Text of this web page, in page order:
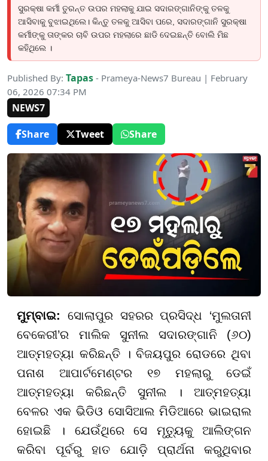
ସୁରକ୍ଷା କର୍ମୀ ତୁରନ୍ତ ଉପର ମହଲାକୁ ଯାଇ ସଦାରଙ୍ଗାନିଙ୍କୁ ତଳକୁ
ଆସିବାକୁ ବୁଝାଇଥିଲେ। କିନ୍ତୁ ତଳକୁ ଆସିବା ପରେ, ସଦାରଙ୍ଗାନି ସୁରକ୍ଷା
କର୍ମୀଙ୍କୁ ତାଙ୍କର ଚାବି ଉପର ମହଲାରେ ଛାଡି ଦେଇଛନ୍ତି ବୋଲି ମିଛ
କହିଥିଲେ ।
Published By: Tapas - Prameya-News7 Bureau | February
06, 2026 07:34 PM
NEWS7
Share
Tweet Share
ମୁମ୍ବାଇ: ସୋଲାପୁର ସହରର ପ୍ରସିଦ୍ଧ ‘ମୁଲତାନୀ
ବେକେରୀ’ର ମାଲିକ ସୁନୀଲ ସଦାରଙ୍ଗାନି (୬୦)
ଆତ୍ମହତ୍ୟା କରିଛନ୍ତି । ବିଜୟପୁର ରୋଡରେ ଥିବା
ପନାଶ ଆପାର୍ଟମେଣ୍ଟର ୧୭ ମହଲାରୁ ଡେଇଁ
ଆତ୍ମହତ୍ୟା କରିଛନ୍ତି ସୁନୀଲ । ଆତ୍ମହତ୍ୟା
ବେଳର ଏକ ଭିଡିଓ ସୋସିଆଲ ମିଡିଆରେ ଭାଇରାଲ
ହୋଇଛି । ଯେଉଁଥିରେ ସେ ମୃତ୍ୟୁକୁ ଆଲିଙ୍ଗନ
କରିବା ପୂର୍ବରୁ ହାତ ଯୋଡ଼ି ପ୍ରାର୍ଥନା କରୁଥିବାର